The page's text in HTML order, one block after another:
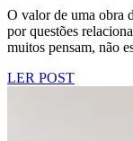
O valor de uma obra
por questões
muitos pensam, não
LER POST